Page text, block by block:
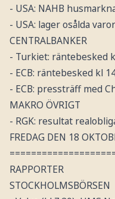
- USA: NAHB
- USA: lager osålda
CENTRALBANKER
- Turkiet: räntebesked
- ECB: räntebesked kl
- ECB: pressträff med
MAKRO ÖVRIGT
- RGK: resultat
FREDAG DEN 18
RAPPORTER
STOCKHOLMSBÖRSEN